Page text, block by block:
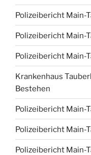
Polizeibericht Main-
Polizeibericht Main-
Polizeibericht Main-
Krankenhaus
Bestehen
Polizeibericht Main-
Polizeibericht Main-
Polizeibericht Main-